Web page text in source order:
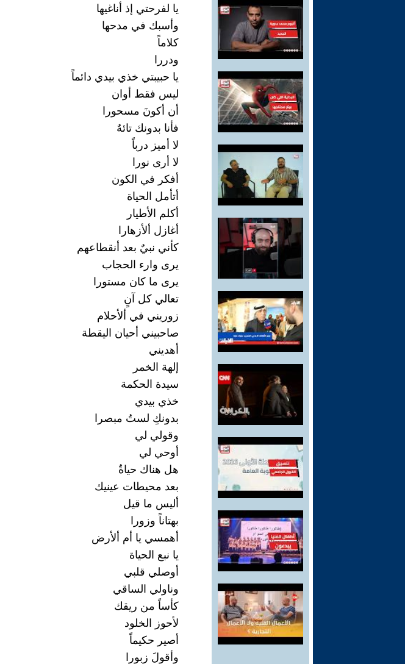
يا لفرحتي إذ أناغيها
وأسبك في مدحها
كلاماً
ودررا
يا حبيبتي خذي بيدي دائماً
ليس فقط أوان
أن أكونَ مسحورا
فأنا بدونك تائهٌ
لا أميز درباً
لا أرى نورا
أفكر في الكون
أتأمل الحياة
أكلم الأطيار
أغازل ألأزهارا
كأني نبيٌ بعد أنقطاعهم
يرى وارء الحجاب
يرى ما كان مستورا
تعالي كل آنٍ
زوريني في ألأحلام
صاحبيني أحيان اليقطة
أهديني
إلهة الخمر
سيدة الحكمة
خذي بيدي
بدونكِ لستُ مبصرا
وقولي لي
أوحي لي
هل هناك حياةٌ
بعد محيطات عينيك
أليس ما قيل
بهتاناً وزورا
أهمسي يا أم ألأرض
يا نبع الحياة
أوصلي قلبي
وناولي الساقي
كأساً من ريقك
لأحوز الخلود
أصير حكيماً
وأقولَ زبورا